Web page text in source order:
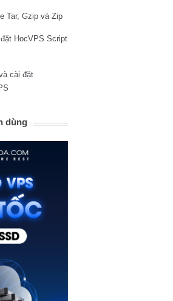
Tar, Gzip và Zip
HocVPS Script
cài đặt
dùng